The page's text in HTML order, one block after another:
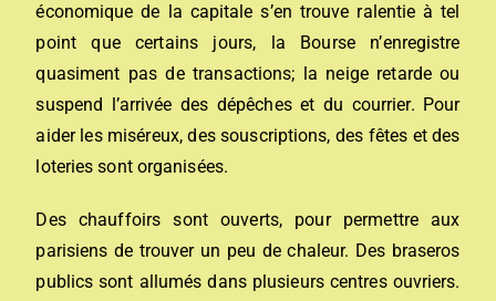
économique de la capitale s’en trouve ralentie à tel
point que certains jours, la Bourse n’enregistre
quasiment pas de transactions; la neige retarde ou
suspend l’arrivée des dépêches et du courrier. Pour
aider les miséreux, des souscriptions, des fêtes et des
loteries sont organisées.
Des chauffoirs sont ouverts, pour permettre aux
parisiens de trouver un peu de chaleur. Des braseros
publics sont allumés dans plusieurs centres ouvriers.